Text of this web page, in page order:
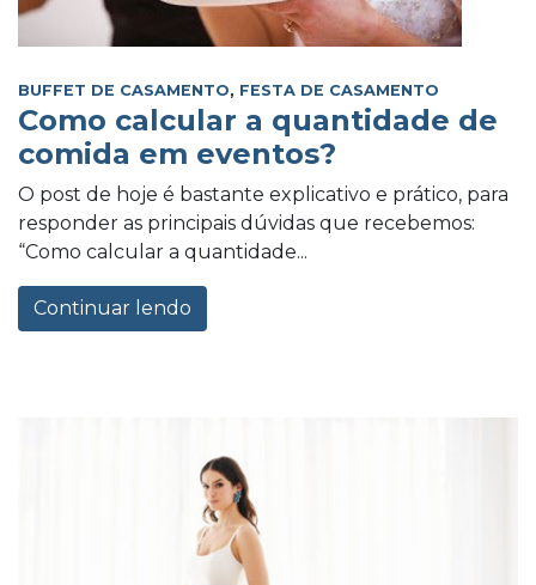
BUFFET DE CASAMENTO, FESTA DE CASAMENTO
Como calcular a quantidade de
comida em eventos?
O post de hoje é bastante explicativo e prático, para
responder as principais dúvidas que recebemos:
“Como calcular a quantidade...
Continuar lendo